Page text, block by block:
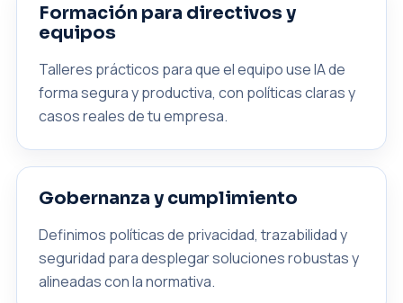
Formación para directivos y
equipos
Talleres prácticos para que el equipo use IA de
forma segura y productiva, con políticas claras y
casos reales de tu empresa.
Gobernanza y cumplimiento
Definimos políticas de privacidad, trazabilidad y
seguridad para desplegar soluciones robustas y
alineadas con la normativa.